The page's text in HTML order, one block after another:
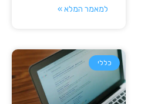
למאמר המלא »
כללי